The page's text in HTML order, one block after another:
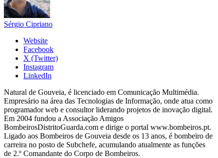
Sérgio Cipriano
Website
Facebook
X (Twitter)
Instagram
LinkedIn
Natural de Gouveia, é licenciado em Comunicação Multimédia.
Empresário na área das Tecnologias de Informação, onde atua como
programador web e consultor liderando projetos de inovação digital.
Em 2004 fundou a Associação Amigos
BombeirosDistritoGuarda.com e dirige o portal www.bombeiros.pt.
Ligado aos Bombeiros de Gouveia desde os 13 anos, é bombeiro de
carreira no posto de Subchefe, acumulando atualmente as funções
de 2.º Comandante do Corpo de Bombeiros.